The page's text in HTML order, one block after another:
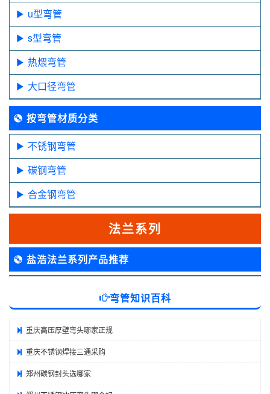
u型弯管
s型弯管
热煨弯管
大口径弯管
按弯管材质分类
不锈钢弯管
碳钢弯管
合金钢弯管
法兰系列
盐浩法兰系列产品推荐
弯管知识百科
重庆高压厚壁弯头哪家正规
重庆不锈钢焊接三通采购
郑州碳钢封头选哪家